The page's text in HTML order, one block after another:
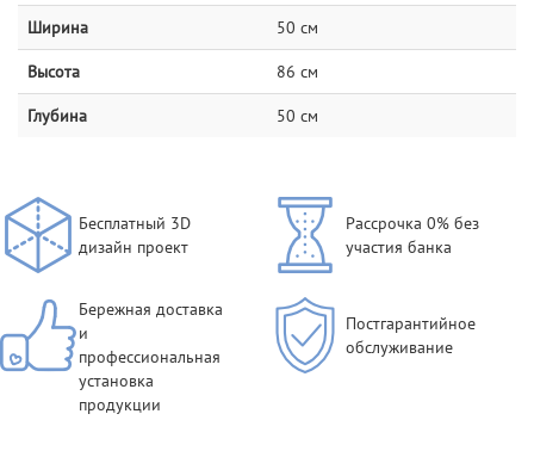
Ширина 50 см
Высота 86 см
Глубина 50 см
Бесплатный 3D
дизайн проект
Рассрочка 0% без
участия банка
Бережная доставка
и
профессиональная
установка
продукции
Постгарантийное
обслуживание